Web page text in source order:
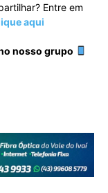
Entre em
aqui
nosso grupo